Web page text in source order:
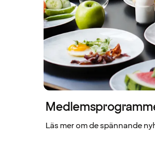
Läs mer om de spännande